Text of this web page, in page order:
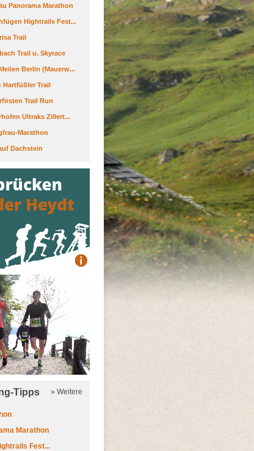
Panorama Marathon
Hightrails Fest...
Trail
Trail u. Skyrace
Berlin (Mauerw...
Hartfüßler Trail
Trail Run
Ultraks Zillert...
Marathon
Dachstein
Tipps » Weitere
Marathon
Fest...